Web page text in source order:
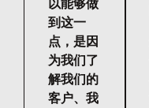
以能够做
到这一
点，是因
为我们了
解我们的
客户、我